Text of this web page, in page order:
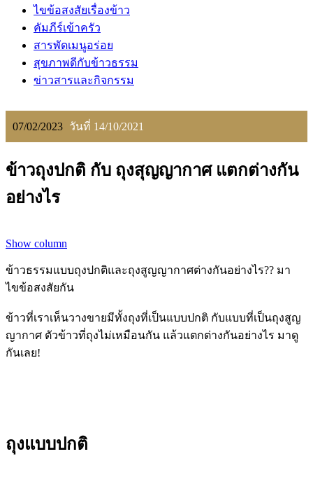
ไขข้อสงสัยเรื่องข้าว
คัมภีร์เข้าครัว
สารพัดเมนูอร่อย
สุขภาพดีกับข้าวธรรม
ข่าวสารและกิจกรรม
07/02/2023 วันที่ 14/10/2021
ข้าวถุงปกติ กับ ถุงสุญญากาศ แตกต่างกัน
อย่างไร
Show column
ข้าวธรรมแบบถุงปกติและถุงสูญญากาศต่างกันอย่างไร?? มา
ไขข้อสงสัยกัน
ข้าวที่เราเห็นวางขายมีทั้งถุงที่เป็นแบบปกติ กับแบบที่เป็นถุงสูญ
ญากาศ ตัวข้าวที่ถุงไม่เหมือนกัน แล้วแตกต่างกันอย่างไร มาดู
กันเลย!
ถุงแบบปกติ